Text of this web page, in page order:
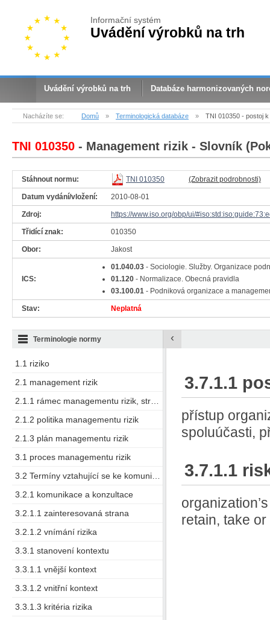
Informační systém
Uvádění výrobků na trh
Uvádění výrobků na trh Databáze harmonizovaných
Nacházíte se: Domů » Terminologická databáze » TNI 010350 - postoj
TNI 010350 - Management rizik - Slovník
Stáhnout normu: TNI 010350 (Zobrazit podrobnosti)
Datum vydání/vložení: 2010-08-01
Zdroj: https://www.iso.org/obp/ui/
Třidící znak: 010350
Obor: Jakost
ICS:
01.040.03 - Sociologie. Služby. Organizace
01.120 - Normalizace. Obecná pravidla
03.100.01 - Podniková organizace a
Stav: Neplatná
1.1 riziko
2.1 management rizik
2.1.2 politika managementu rizik
2.1.3 plán managementu rizik
3.1 proces managementu rizik
3.2.1 komunikace a konzultace
3.2.1.1 zainteresovaná strana
3.2.1.2 vnímání rizika
3.3.1 stanovení kontextu
3.3.1.1 vnější kontext
3.3.1.2 vnitřní kontext
3.3.1.3 kritéria rizika
Terminologie normy ‹
3.7.1.1
přístup
spoluúčasti,
3.7.1.1
retain, take